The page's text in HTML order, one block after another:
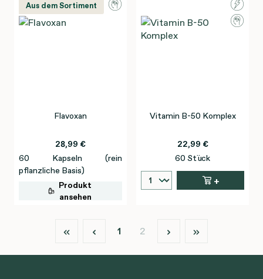
Aus dem Sortiment
Flavoxan
28,99 €
60 Kapseln (rein
pflanzliche Basis)
Produkt
ansehen
Vitamin B-50 Komplex
22,99 €
60 Stück
+
Seite
1 Seite
2